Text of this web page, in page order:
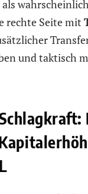
als
rechte Seite mit
und taktisch